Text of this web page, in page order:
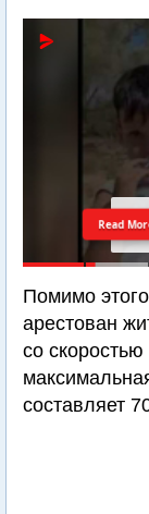
Read
Помимо
арестован
со скоростью
составляет